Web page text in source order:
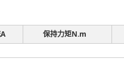
保持力矩N.m